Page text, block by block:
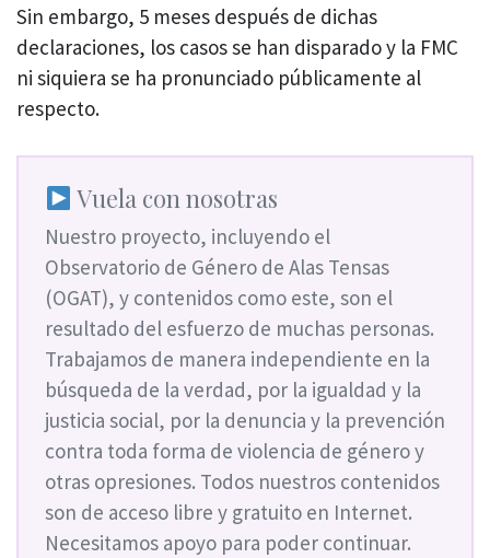
Sin embargo, 5 meses después de dichas
declaraciones, los casos se han disparado y la FMC
ni siquiera se ha pronunciado públicamente al
respecto.
Vuela con nosotras
Nuestro proyecto, incluyendo el
Observatorio de Género de Alas Tensas
(OGAT), y contenidos como este, son el
resultado del esfuerzo de muchas personas.
Trabajamos de manera independiente en la
búsqueda de la verdad, por la igualdad y la
justicia social, por la denuncia y la prevención
contra toda forma de violencia de género y
otras opresiones. Todos nuestros contenidos
son de acceso libre y gratuito en Internet.
Necesitamos apoyo para poder continuar.